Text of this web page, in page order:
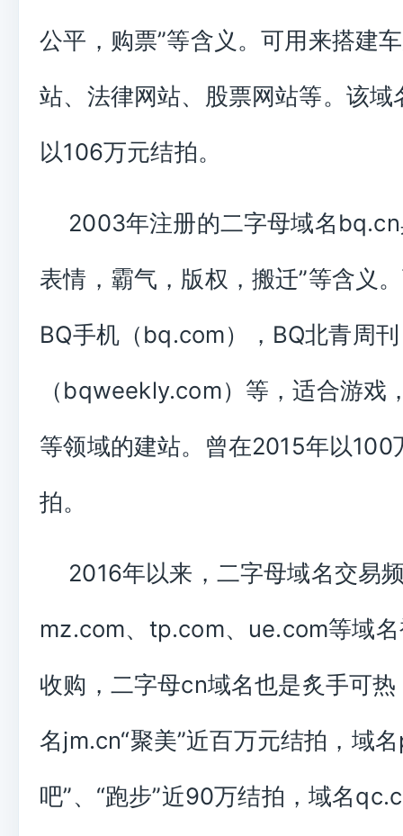
公平，购票”等含义。可用来搭建
站、法律网站、股票网站等。该域
以106万元结拍。
2003年注册的二字母域名
表情，霸气，版权，搬迁”等含义
BQ手机（bq.com），BQ北青周刊
（bqweekly.com）等，适合游戏
等领域的建站。曾在2015年以100
拍。
2016年以来，二字母域名交易
mz.com、tp.com、ue.com等域
收购，二字母cn域名也是炙手可
名jm.cn“聚美”近百万元结拍，域
吧”、“跑步”近90万结拍，域名